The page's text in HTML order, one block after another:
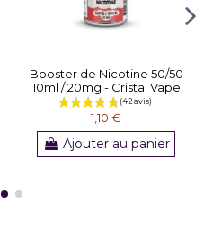
Booster de Nicotine 50/50
10ml / 20mg - Cristal Vape
1,10 €
Ajouter au panier